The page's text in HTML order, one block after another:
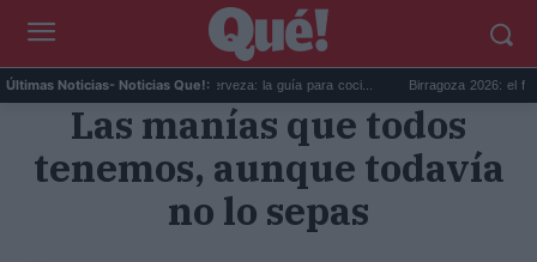
Últimas Noticias- Noticias Que!:
Día Internacional de la Cerveza: la guía para coci... Birragoza 2026: el festival
Las manías que todos
tenemos, aunque todavía
no lo sepas